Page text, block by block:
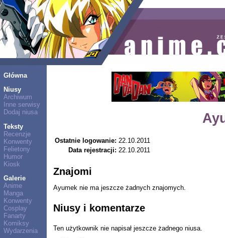
Główna
Niusy
Archiwum
Inne serwisy
Dodaj niusa
Teksty
Recenzje
Konwenty
Felietony
Humor
Kiosk
Galerie
Anime
Manga
Konwenty
Cosplay
Fanarty
Komiksy
Wydarzenia
Ostatnie logowanie: 22.10.2011
Data rejestracji: 22.10.2011
Znajomi
Ayumek nie ma jeszcze żadnych znajomych.
Niusy i komentarze
Ten użytkownik nie napisał jeszcze żadnego niusa.